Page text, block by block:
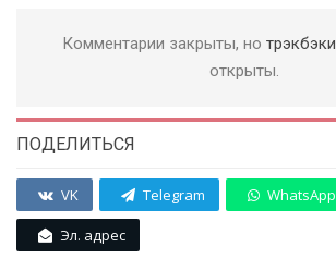
Комментарии закрыты, но трэкбэки
открыты.
ПОДЕЛИТЬСЯ
VK Telegram WhatsApp
Эл. адрес